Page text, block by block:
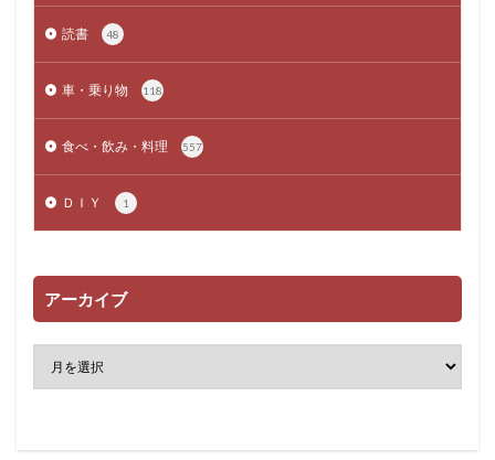
読書 48
車・乗り物 118
食べ・飲み・料理 557
ＤＩＹ 1
アーカイブ